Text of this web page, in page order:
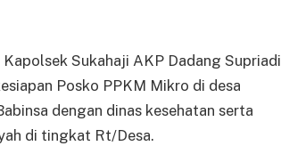
Sukahaji AKP Dadang Supriadi
Posko PPKM Mikro di desa
dengan dinas kesehatan serta
di tingkat Rt/Desa.